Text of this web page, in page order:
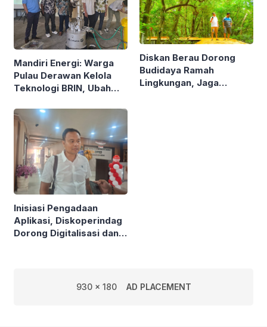
Mandiri Energi: Warga
Pulau Derawan Kelola
Teknologi BRIN, Ubah
Solar
Diskan Berau Dorong
Budidaya Ramah
Lingkungan, Jaga
Inisiasi Pengadaan
Aplikasi, Diskoperindag
Dorong Digitalisasi dan
930 x 180 AD PLACEMENT